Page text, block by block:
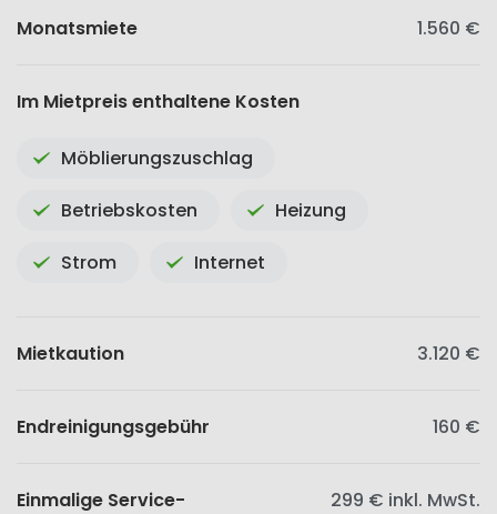
Monatsmiete 1.560 €
Im Mietpreis enthaltene Kosten
Möblierungszuschlag
Betriebskosten Heizung
Strom Internet
Mietkaution 3.120 €
Endreinigungsgebühr 160 €
Einmalige Service-
299 € inkl. MwSt.